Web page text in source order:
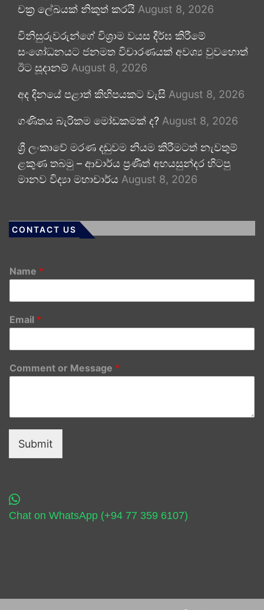
චක්‍ර ලේඛයක් නිකුත් කරයි August 8, 2026
විනිසුරුවරුන්ගේ විශ්‍රාම වයස දීර්ඝ කිරීමේ
සංශෝධනයට ජනමත විචාරණයක් අවශ්‍ය වුවහොත්
ඊට සූදානම් August 8, 2026
අද දිනයේ පළාත් කිහිපයකට වැසි August 8, 2026
ගණිතය බැරිකම මෝඩකමක් ද? August 8, 2026
ශ්‍රී ලංකාවේ මරණ දඬුවම නියම කිරීමටත් නැවතුම්
ළකුණ තබමු – ආචාර්ය ප්‍රණීත් අභයසුන්දර හිටපු
මානව විද්‍යා මහාචාර්ය August 8, 2026
CONTACT US
Name *
Email *
Comment or Message *
Submit
Chat on WhatsApp (+94 77 359 6107)